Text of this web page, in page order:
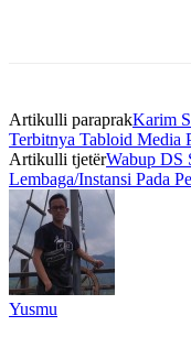
Artikulli paraprakKarim
Terbitnya Tabloid Media
Artikulli tjetërWabup DS
Lembaga/Instansi Pada
Yusmu